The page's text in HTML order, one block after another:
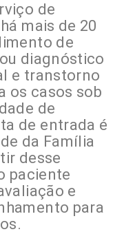
de
mais de 20
de
diagnóstico
e transtorno
os casos sob
de
de entrada é
da Família
desse
paciente
e
para